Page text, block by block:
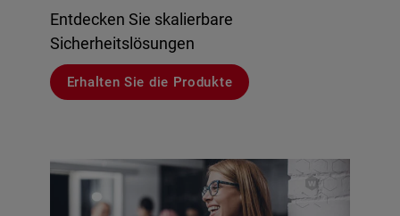
Entdecken Sie skalierbare
Sicherheitslösungen
Erhalten Sie die Produkte